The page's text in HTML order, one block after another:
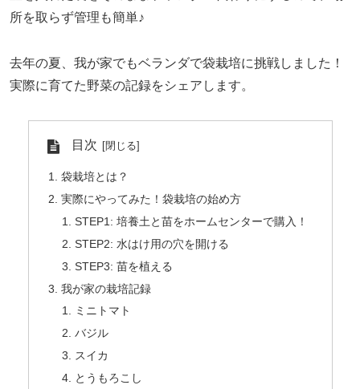
所を取らず管理も簡単♪
去年の夏、我が家でもベランダで袋栽培に挑戦しました！
実際に育てた野菜の記録をシェアします。
目次
袋栽培とは？
実際にやってみた！袋栽培の始め方
STEP1: 培養土と苗をホームセンターで購入！
STEP2: 水はけ用の穴を開ける
STEP3: 苗を植える
我が家の栽培記録
ミニトマト
バジル
スイカ
とうもろこし